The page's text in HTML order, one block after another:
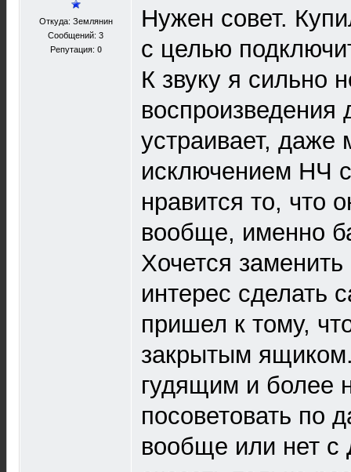
Откуда: Землянин
Сообщений: 3
Репутация: 0
Нужен совет.
с целью
К звуку я сильно
воспроизведения
устраивает, даже
исключением НЧ
нравится то, что
вообще, именно
Хочется
интерес сделать
пришел к тому,
закрытым
гудящим и более
посоветовать по
вообще или нет с